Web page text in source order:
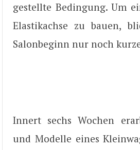
gestellte Bedingung. Um
Elastikachse zu bauen,
Salonbeginn nur noch
Innert sechs Wochen
und Modelle eines